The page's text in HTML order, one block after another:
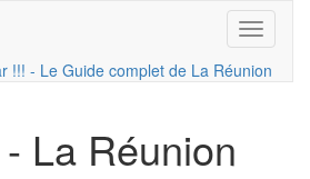
Toggle
- La Réunion